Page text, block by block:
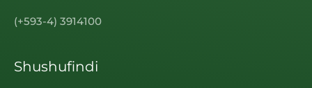
(+593-4) 3914100
Shushufindi